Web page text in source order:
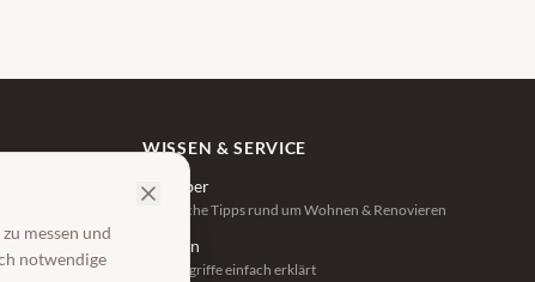
WISSEN & SERVICE
Ratgeber
Praktische Tipps rund um Wohnen & Renovieren
Lexikon
Fachbegriffe einfach erklärt
messen und
notwendige